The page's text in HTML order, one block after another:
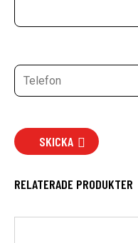
SKICKA
RELATERADE PRODUKTER